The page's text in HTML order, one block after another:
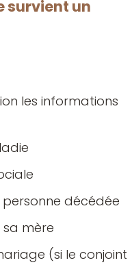
survient un
le début.
cette rencontre en
les informations
décédée
mère
(si le conjoint